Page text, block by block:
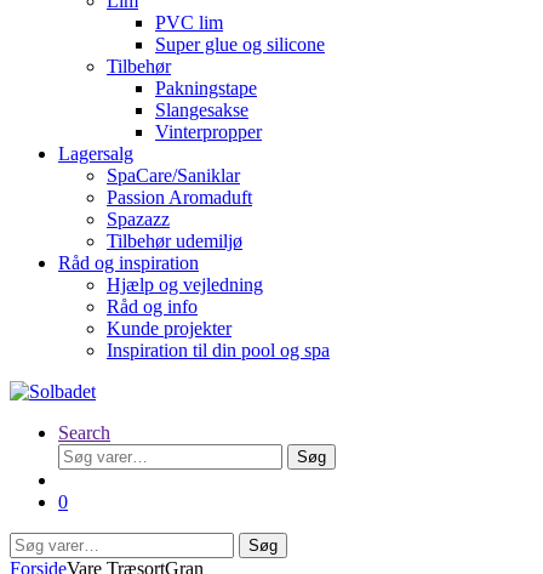
PVC lim
Super glue og silicone
Tilbehør
Pakningstape
Slangesakse
Vinterpropper
Lagersalg
SpaCare/Saniklar
Passion Aromaduft
Spazazz
Tilbehør udemiljø
Råd og inspiration
Hjælp og vejledning
Råd og info
Kunde projekter
Inspiration til din pool og spa
Search
Søg
efter:
Søg
0
Søg
efter:
Søg
ForsideVare TræsortGran